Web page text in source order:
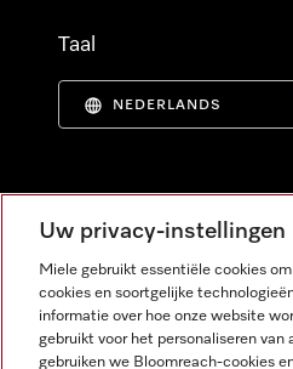
Taal
NEDERLANDS
Uw privacy-instellingen
Miele gebruikt essentiële cookies
cookies en soortgelijke
informatie over hoe onze website
gebruikt voor het personaliseren
gebruiken we Bloomreach-cookies